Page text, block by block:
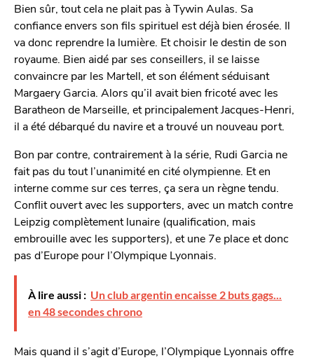
Bien sûr, tout cela ne plait pas à Tywin Aulas. Sa
confiance envers son fils spirituel est déjà bien érosée. Il
va donc reprendre la lumière. Et choisir le destin de son
royaume. Bien aidé par ses conseillers, il se laisse
convaincre par les Martell, et son élément séduisant
Margaery Garcia. Alors qu’il avait bien fricoté avec les
Baratheon de Marseille, et principalement Jacques-Henri,
il a été débarqué du navire et a trouvé un nouveau port.
Bon par contre, contrairement à la série, Rudi Garcia ne
fait pas du tout l’unanimité en cité olympienne. Et en
interne comme sur ces terres, ça sera un règne tendu.
Conflit ouvert avec les supporters, avec un match contre
Leipzig complètement lunaire (qualification, mais
embrouille avec les supporters), et une 7e place et donc
pas d’Europe pour l’Olympique Lyonnais.
À lire aussi : Un club argentin encaisse 2 buts gags...
en 48 secondes chrono
Mais quand il s’agit d’Europe, l’Olympique Lyonnais offre